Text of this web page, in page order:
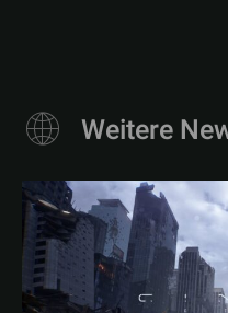
Weitere